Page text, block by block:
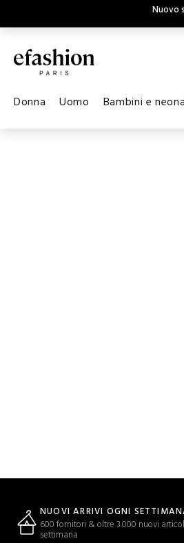
Nuovo
Donna Uomo Bambini e
NUOVI ARRIVI OGNI
600 fornitori & oltre 3.000 nuovi
settimana